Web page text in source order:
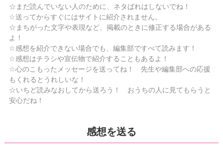
☆まだ読んでいない人のために、ネタばれはしないでね！
☆送ってからすぐにはサイトに紹介されません。
☆まちがった文字や表現など、掲載のときに修正する場合がある
よ！
☆感想を紹介できない場合でも、編集部ですべて読みます！
☆感想はチラシや宣伝物で紹介することもあるよ！
☆心のこもったメッセージを送ってね！ 先生や編集部への応援
もくれるとうれしいな！
☆いちど読みなおしてから送ろう！ おうちの人に見てもらうと
安心だね！
感想を送る